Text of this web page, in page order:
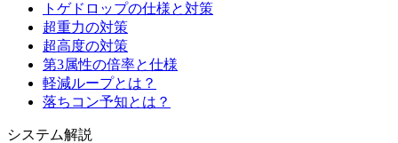
トゲドロップの仕様と対策
超重力の対策
超高度の対策
第3属性の倍率と仕様
軽減ループとは？
落ちコン予知とは？
システム解説